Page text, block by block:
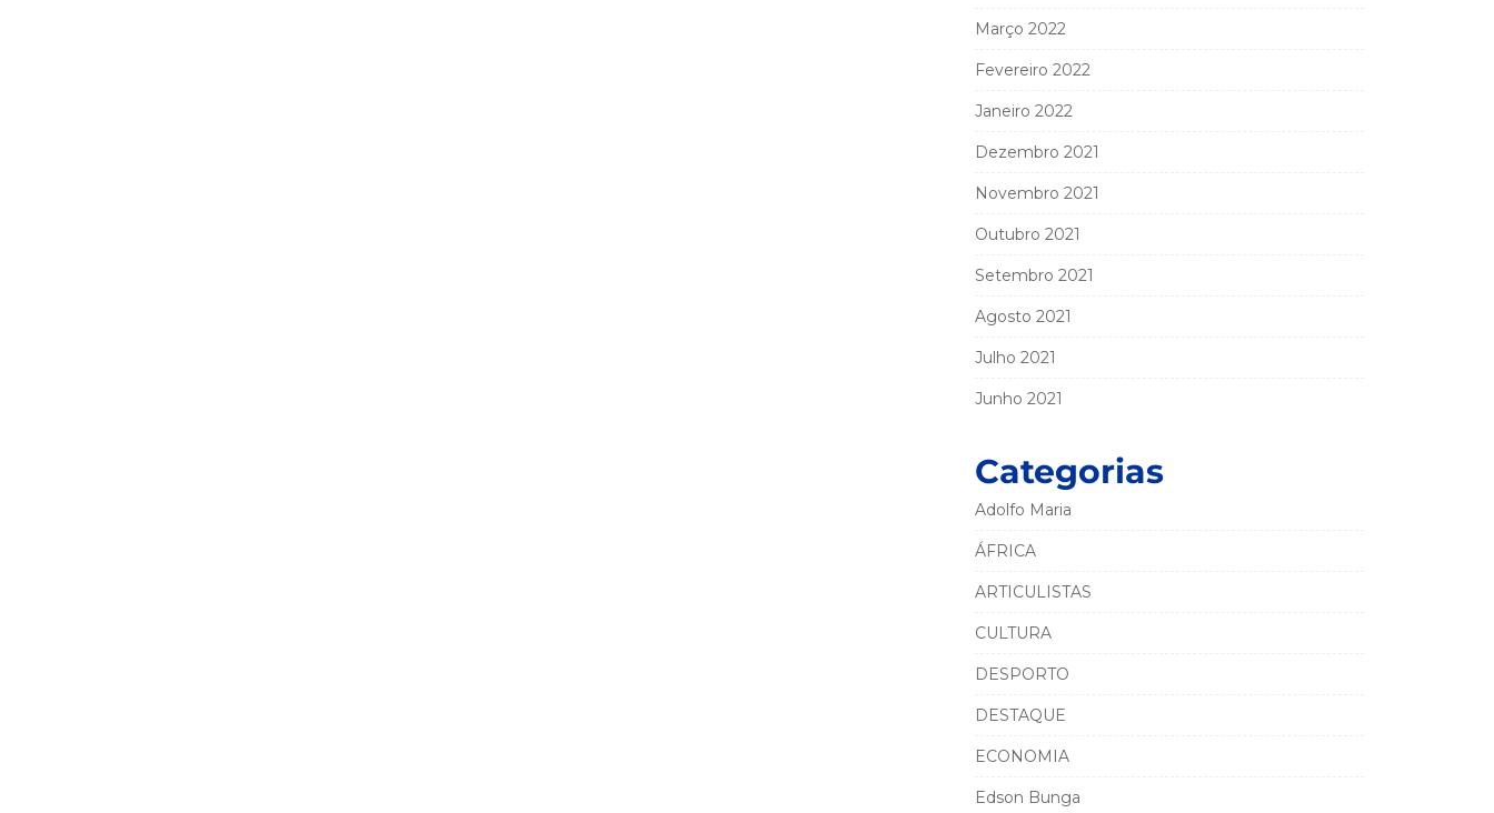
Março 2022
Fevereiro 2022
Janeiro 2022
Dezembro 2021
Novembro 2021
Outubro 2021
Setembro 2021
Agosto 2021
Julho 2021
Junho 2021
Categorias
Adolfo Maria
ÁFRICA
ARTICULISTAS
CULTURA
DESPORTO
DESTAQUE
ECONOMIA
Edson Bunga